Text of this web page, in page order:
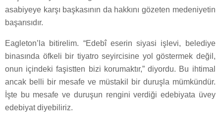
asabiyeye karşı başkasının da hakkını gözeten medeniyetin
başarısıdır.
Eagleton’la bitirelim. “Edebî eserin siyasi işlevi, belediye
binasında öfkeli bir tiyatro seyircisine yol göstermek değil,
onun içindeki faşistten bizi korumaktır,” diyordu. Bu ihtimal
ancak belli bir mesafe ve müstakil bir duruşla mümkündür.
İşte bu mesafe ve duruşun rengini verdiği edebiyata üvey
edebiyat diyebiliriz.